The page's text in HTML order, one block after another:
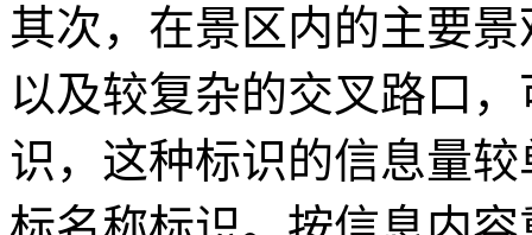
其次，在景区内的主要
以及较复杂的交叉路口
识，这种标识的信息量